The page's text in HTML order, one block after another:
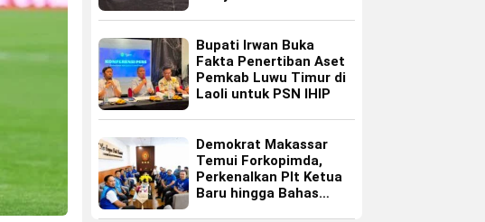
Bupati Irwan Buka
Fakta Penertiban Aset
Pemkab Luwu Timur di
Laoli untuk PSN IHIP
Demokrat Makassar
Temui Forkopimda,
Perkenalkan Plt Ketua
Baru hingga Bahas